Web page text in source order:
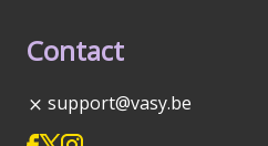
Contact
support@vasy.be